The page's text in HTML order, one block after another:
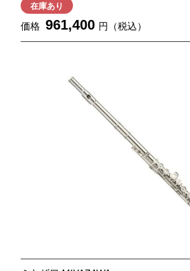
在庫あり
価格 961,400 円（税込）